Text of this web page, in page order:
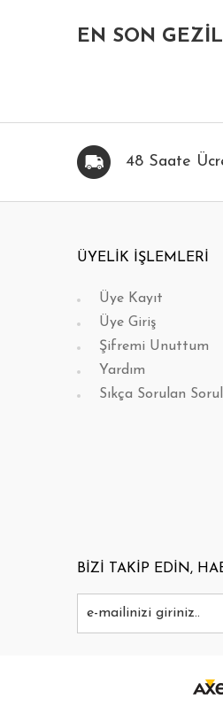
HIZLI BAK FAVORİLERİME
EN SON
48 Saate
ÜYELİK İŞLEMLERİ
Üye Kayıt
Üye Giriş
Şifremi Unuttum
Yardım
Sıkça Sorulan
BİZİ TAKİP EDİN,